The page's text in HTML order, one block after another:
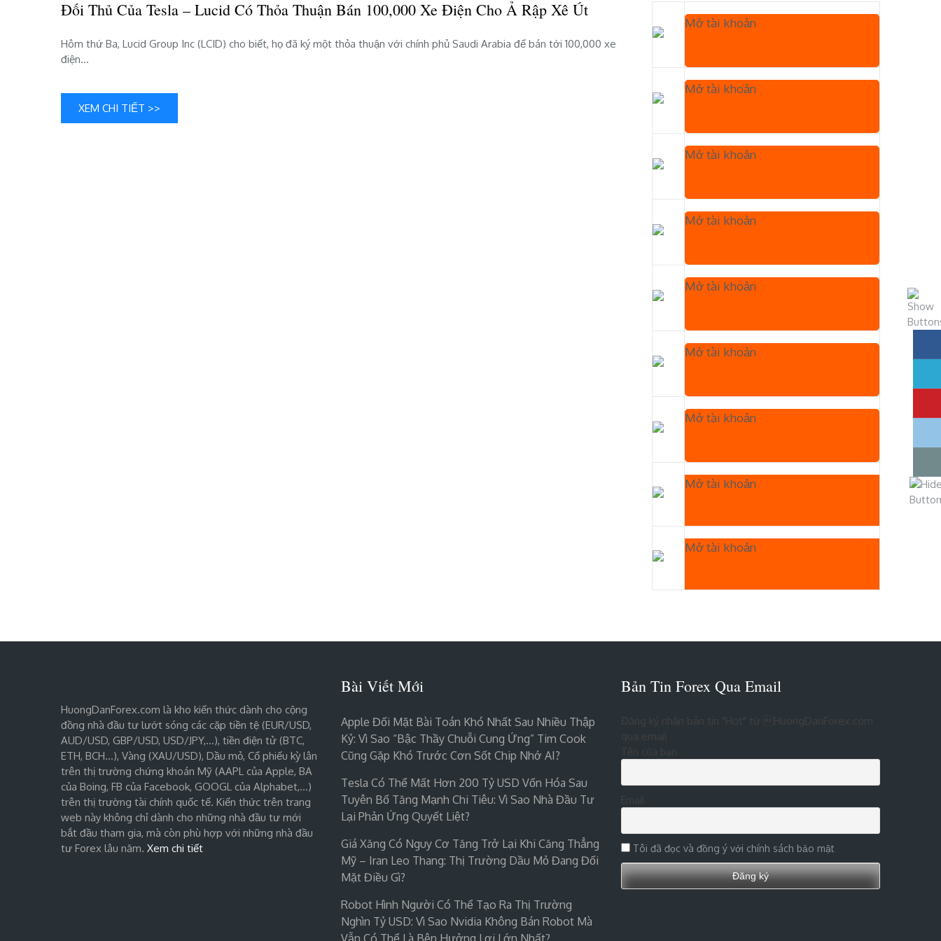
–
có
Đối Thủ Của Tesla – Lucid Có Thỏa Thuận Bán 100,000 Xe Điện Cho Ả Rập Xê Út
Hôm thứ Ba, Lucid Group Inc (LCID) cho biết, họ đã ký một thỏa thuận với chính phủ Saudi Arabia để bán tới 100,000 xe
điện…
XEM CHI TIẾT >>
Mở tài khoản
Mở tài khoản
Mở tài khoản
Mở tài khoản
Mở tài khoản
Mở tài khoản
Mở tài khoản
Mở tài khoản
Mở tài khoản
HuongDanForex.com là kho kiến thức dành cho cộng
đồng nhà đầu tư lướt sóng các cặp tiền tệ (EUR/USD,
AUD/USD, GBP/USD, USD/JPY,…), tiền điện tử (BTC,
ETH, BCH…), Vàng (XAU/USD), Dầu mỏ, Cổ phiếu kỳ lân
trên thị trường chứng khoán Mỹ (AAPL của Apple, BA
của Boing, FB của Facebook, GOOGL của Alphabet,…)
trên thị trường tài chính quốc tế. Kiến thức trên trang
web này không chỉ dành cho những nhà đầu tư mới
bắt đầu tham gia, mà còn phù hợp với những nhà đầu
tư Forex lâu năm. Xem chi tiết
Bài Viết Mới
Apple Đối Mặt Bài Toán Khó Nhất Sau Nhiều Thập
Kỷ: Vì Sao “bậc Thầy Chuỗi Cung Ứng” Tim Cook
Cũng Gặp Khó Trước Cơn Sốt Chip Nhớ AI?
Tesla Có Thể Mất Hơn 200 Tỷ USD Vốn Hóa Sau
Tuyên Bố Tăng Mạnh Chi Tiêu: Vì Sao Nhà Đầu Tư
Lại Phản Ứng Quyết Liệt?
Giá Xăng Có Nguy Cơ Tăng Trở Lại Khi Căng Thẳng
Mỹ – Iran Leo Thang: Thị Trường Dầu Mỏ Đang Đối
Mặt Điều Gì?
Robot Hình Người Có Thể Tạo Ra Thị Trường
Nghìn Tỷ USD: Vì Sao Nvidia Không Bán Robot Mà
Vẫn Có Thể Là Bên Hưởng Lợi Lớn Nhất?
Bản Tin Forex Qua Email
Đăng ký nhận bản tin "Hot" từ HuongDanForex.com
Tên của bạn
Tôi đã đọc và đồng ý với chính sách bảo mật